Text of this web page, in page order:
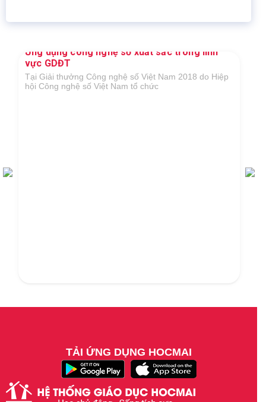
Ứng dụng công nghệ số xuất sắc trong lĩnh
vực GDĐT
Tại Giải thưởng Công nghệ số Việt Nam 2018 do Hiệp
hội Công nghệ số Việt Nam tổ chức
TẢI ỨNG DỤNG HOCMAI